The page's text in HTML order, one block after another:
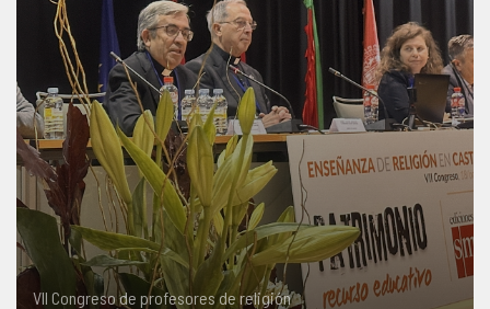
VII Congreso de profesores de religión